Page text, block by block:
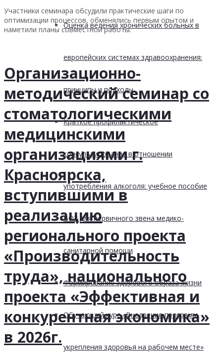
Оценка ведения хронических больных в
европейских системах здравоохранения:
принципы и подходы
Краткое профилактическое
консультирование в отношении
употребления алкоголя: учебное пособие
ВОЗ для первичного звена медико-
санитарной помощи
Формирование здорового образа жизни
Обучающий курс «Внедрение программ
укрепления здоровья на рабочем месте»
Участники семинара обсудили практические шаги по
оптимизации процессов, обменялись первым опытом и
наметили планы совместной работы.
Организационно-
методический семинар со
стоматологическими
медицинскими
организациями г.
Красноярска,
вступившими в
реализацию
регионального проекта
«Производительность
труда», национального
проекта «Эффективная и
конкурентная экономика»
в 2026г.